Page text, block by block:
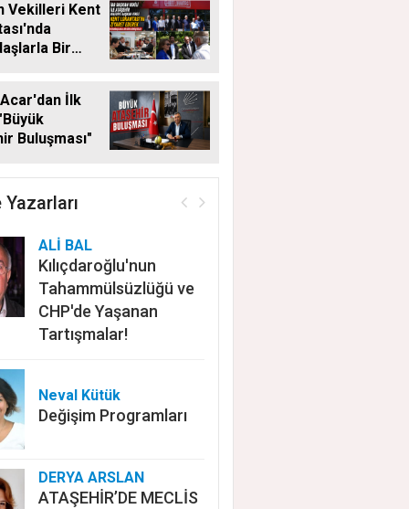
Vekilleri Kent
Bir
İlk
Buluşması"
Yazarları
ALİ BAL
Kılıçdaroğlu'nun
Tahammülsüzlüğü ve
CHP'de Yaşanan
Tartışmalar!
Neval Kütük
Değişim Programları
DERYA ARSLAN
ATAŞEHİR’DE MECLİS